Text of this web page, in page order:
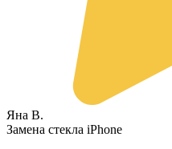
Яна В.
Замена стекла iPhone